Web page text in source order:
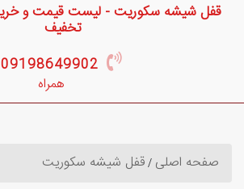
تخفیف
09198649902
همراه
صفحه اصلی قفل شیشه سکوریت